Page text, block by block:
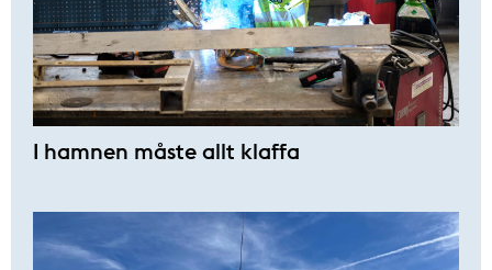
I hamnen måste allt klaffa